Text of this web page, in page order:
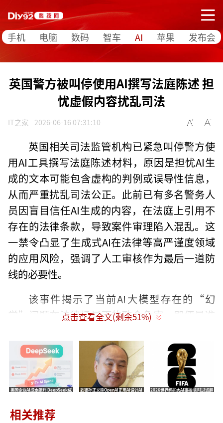
手机 电脑 数码 智车 AI 苹果 发布会
英国警方被叫停使用AI撰写法庭陈述 担
忧虚假内容扰乱司法
IT之家 2026-06-16 07:31:10
英国相关司法监管机构已紧急叫停警方使
用AI工具撰写法庭陈述材料，原因是担忧AI生
成的文本可能包含虚构的判例或误导性信息，
从而严重扰乱司法公正。此前已有多名警务人
员因盲目信任AI生成的内容，在法庭上引用不
存在的法律条款，导致案件审理陷入混乱。这
一禁令凸显了生成式AI在法律等高严谨度领域
的应用风险，强调了人工审核作为最后一道防
线的必要性。
该事件揭示了当前AI大模型存在的“幻
觉”问题在法律场景下的致命危害，即便是准
理实则错误的引用。英国警方的遭遇为全球司
法系统敲响了警钟，任何涉及人身自由与法律
裁决的文书，都不能完全委托给缺乏法律伦理
训练的算法。这也促使各地司法部门加速制定A
I辅助工具的准入标准与使用规范。
点击查看全文(剩余51%)
美国企业AI成本飙升 DeepSeek成
软银孙正义称OpenAI正用AI设计AI
2026世界杯扩大AI审核 实时过滤超
相关推荐